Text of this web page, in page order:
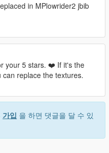
in MPlowrider2 jbib
your 5 stars. ❤️ If it's the
replace the textures.
가입 을 하면 댓글을 달 수 있